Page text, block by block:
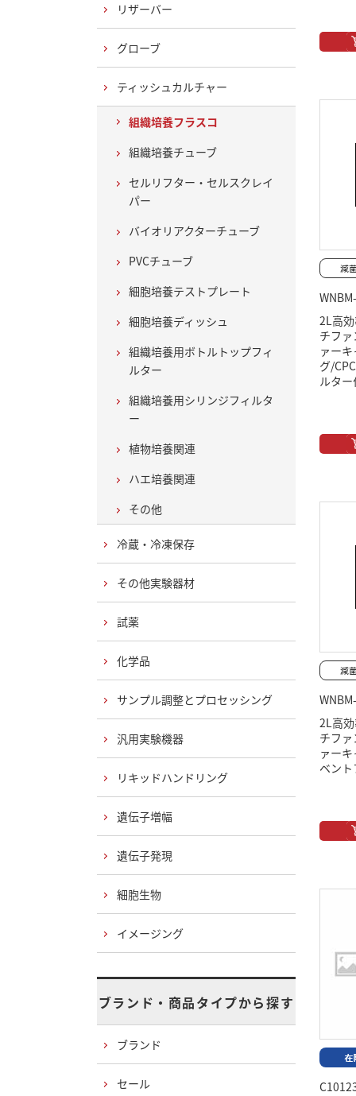
2L高
チフ
ァー
グ/
ルタ
2L高
チフ
ァー
ベン
リザーバー
グローブ
ティッシュカルチャー
組織培養フラスコ
組織培養チューブ
セルリフター・セルスクレイ
パー
バイオリアクターチューブ
PVCチューブ
細胞培養テストプレート
細胞培養ディッシュ
組織培養用ボトルトップフィ
ルター
組織培養用シリンジフィルタ
ー
植物培養関連
ハエ培養関連
その他
冷蔵・冷凍保存
その他実験器材
試薬
化学品
サンプル調整とプロセッシング
汎用実験機器
リキッドハンドリング
遺伝子増幅
遺伝子発現
細胞生物
イメージング
ブランド・商品タイプから探す
ブランド
セール